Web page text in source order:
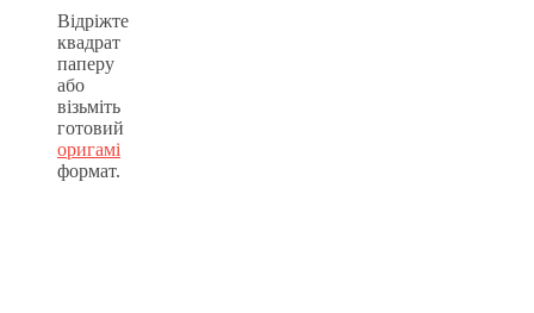
Відріжте
квадрат
паперу
або
візьміть
готовий
оригамі
формат.